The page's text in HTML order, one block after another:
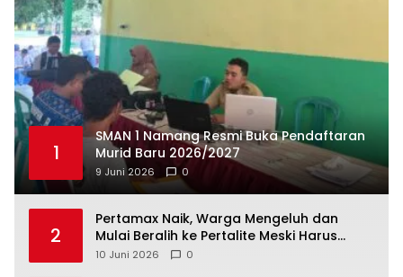
1
SMAN 1 Namang Resmi Buka Pendaftaran
Murid Baru 2026/2027
9 Juni 2026 0
2
‎Pertamax Naik, Warga Mengeluh dan
Mulai Beralih ke Pertalite Meski Harus
10 Juni 2026 0